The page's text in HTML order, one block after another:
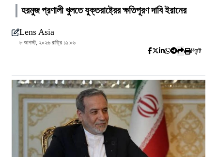
হরমুজ প্রণালী খুলতে যুক্তরাষ্ট্রের ক্ষতিপূরণ দাবি ইরানের
Lens Asia
৮ আগস্ট, ২০২৬ রাত্রি ১১:০৬
প্রিন্ট